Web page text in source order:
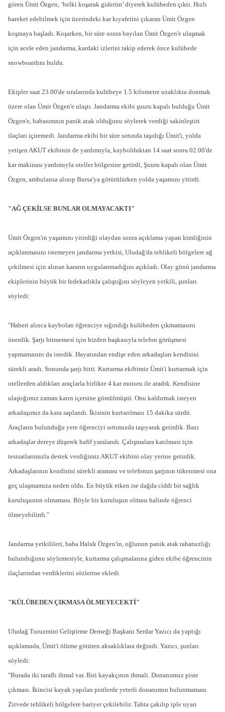
gören Ümit Özgen, ‘belki koşarak giderim’ diyerek kulübeden çıktı. Hızlı
hareket edebilmek için üzerindeki kar kıyafetini çıkaran Ümit Özgen
koşmaya başladı. Koşarken, bir süre sonra bayılan Ümit Özgen'e ulaşmak
için acele eden jandarma, kardaki izlerini takip ederek önce kulübede
snowboardını buldu.
Ekipler saat 23.00'de sıralarında kulübeye 1.5 kilometre uzaklıkta donmak
üzere olan Ümit Özgen'e ulaştı. Jandarma ekibi şuuru kapalı bulduğu Ümit
Özgen'e, babasımnın panik atak olduğunu söylerek verdiği sakinleştiri
ilaçları içiremedi. Jandarma ekibi bir süre sırtında taşıdığı Ümit'i, yolda
yetişen AKUT ekibinin de yardımıyla, kaybolduktan 14 saat sonra 02.00'de
kar makinası yardımıyla oteller bölgesine getirdi, Şuuru kapalı olan Ümit
Özgen, ambulansa alınıp Bursa'ya götürülürken yolda yaşamını yitirdi.
"AĞ ÇEKİLSE BUNLAR OLMAYACAKTI"
Ümit Özgen'in yaşamını yitirdiği olaydan sonra açıklama yapan kimliğinin
açıklanmasını istemeyen jandarma yetkisi, Uludağ'da tehlikeli bölgelere ağ
çekilmesi için alınan kararın uygulanmadığını açıkladı. Olay günü jandarma
ekiplerinin büyük bir fedekarlıkla çalıştığını söyleyen yetkili, şunları
söyledi:
"Haberi alınca kaybolan öğrenciye sığındığı kulübeden çıkmamasını
önerdik. Şarjı bitmemesi için bizden başkasıyla telefon görüşmesi
yapmamasını da istedik. Hayatından endişe eden arkadaşları kendisini
sürekli aradı. Sonunda şarjı bitti. Kurtarma ekibimiz Ümit'i kurtarmak için
otellerden aldıkları araçlarla birlikte 4 kar motoru ile aradık. Kendisine
ulaştığımız zaman karın içersine gömülmüştü. Onu kaldırmak isteyen
arkadaşımız da kara saplandı. İkisinin kurtarılması 15 dakika sürdü.
Araçların bulunduğu yere öğrenciyi sırtımızda taşıyarak getirdik. Bazı
arkadaşlar dereye düşerek hafif yaralandı. Çalışmalara katılması için
tesisatlarımızla destek verdiğimiz AKUT ekibini olay yerine getirdik.
Arkadaşlarının kendisini sürekli araması ve telefonun şarjının tükenmesi ona
geç ulaşmamıza neden oldu. En büyük etken ise dağda ciddi bir sağlık
kuruluşunun olmaması. Böyle bir kuruluşun olması halinde öğrenci
ölmeyebilirdi."
Jandarma yetkilileri, baba Haluk Özgen'in, oğlunun panik atak rahatsızlığı
bulunduğunu söylemesiyle, kurtarma çalışmalarına giden ekibe öğrencinin
ilaçlarından verdiklerini sözlerine ekledi.
"KÜLÜBEDEN ÇIKMASA ÖLMEYECEKTİ"
Uludağ Turuzmini Geliştirme Derneği Başkanı Serdar Yazıcı da yaptığı
açıklamada, Ümit'i ölüme götüren aksaklıklara değindi. Yazıcı, şunları
söyledi:
"Burada iki taraflı ihmal var. Biri kayakçının ihmali. Donanımsız piste
çıkması. İkincisi kayak yapılan pistlerde yeterli donanımın bulunmaması.
Zirvede tehlikeli bölgelere bariyer çekilebilir. Tahta çakılıp iple uyarı